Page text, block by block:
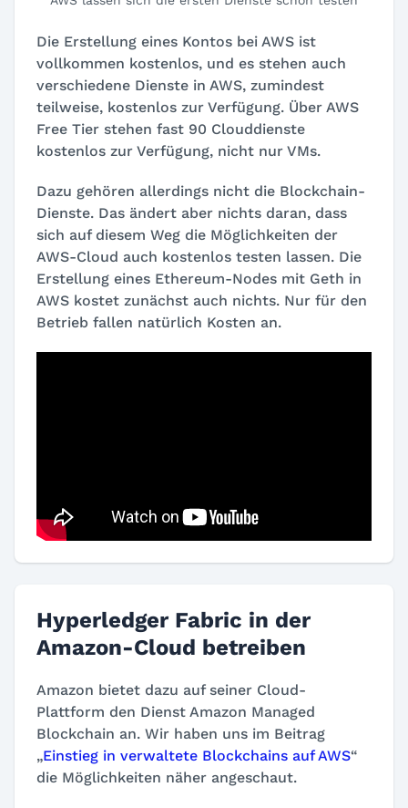
Die Erstellung eines Kontos bei AWS ist
vollkommen kostenlos, und es stehen auch
verschiedene Dienste in AWS, zumindest
teilweise, kostenlos zur Verfügung. Über AWS
Free Tier stehen fast 90 Clouddienste
kostenlos zur Verfügung, nicht nur VMs.
Dazu gehören allerdings nicht die Blockchain-
Dienste. Das ändert aber nichts daran, dass
sich auf diesem Weg die Möglichkeiten der
AWS-Cloud auch kostenlos testen lassen. Die
Erstellung eines Ethereum-Nodes mit Geth in
AWS kostet zunächst auch nichts. Nur für den
Betrieb fallen natürlich Kosten an.
Hyperledger Fabric in der
Amazon-Cloud betreiben
Amazon bietet dazu auf seiner Cloud-
Plattform den Dienst Amazon Managed
Blockchain an. Wir haben uns im Beitrag
„Einstieg in verwaltete Blockchains auf AWS“
die Möglichkeiten näher angeschaut.